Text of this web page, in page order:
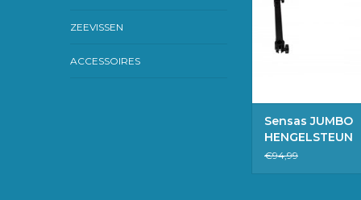
ZEEVISSEN
ACCESSOIRES
Sensas JUMBO
HENGELSTEUN
OMKEERBAAR
€94,99